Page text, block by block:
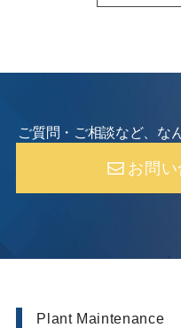
ご質問・ご相談など、な
お問
Plant Maintenance